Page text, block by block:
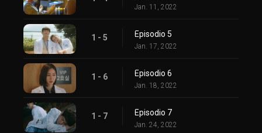
Jan. 11, 2022
1 - 5 Episodio 5
Jan. 17, 2022
1 - 6 Episodio 6
Jan. 18, 2022
1 - 7 Episodio 7
Jan. 24, 2022